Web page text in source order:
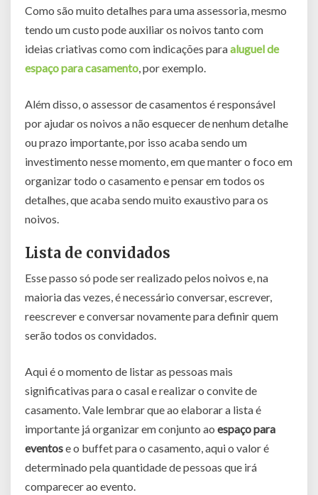
Como são muito detalhes para uma assessoria, mesmo
tendo um custo pode auxiliar os noivos tanto com
ideias criativas como com indicações paraaluguel de
espaço para casamento, por exemplo.
Além disso, o assessor de casamentos é responsável
por ajudar os noivos a não esquecer de nenhum detalhe
ou prazo importante, por isso acaba sendo um
investimento nesse momento, em que manter o foco em
organizar todo o casamento e pensar em todos os
detalhes, que acaba sendo muito exaustivo para os
noivos.
Lista de convidados
Esse passo só pode ser realizado pelos noivos e, na
maioria das vezes, é necessário conversar, escrever,
reescrever e conversar novamente para definir quem
serão todos os convidados.
Aqui é o momento de listar as pessoas mais
significativas para o casal e realizar o convite de
casamento. Vale lembrar que ao elaborar a lista é
importante já organizar em conjunto ao espaço para
eventose o buffet para o casamento, aqui o valor é
determinado pela quantidade de pessoas que irá
comparecer ao evento.